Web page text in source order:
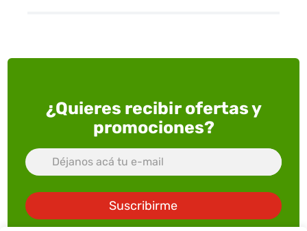
¿Quieres recibir ofertas y
promociones?
Suscribirme